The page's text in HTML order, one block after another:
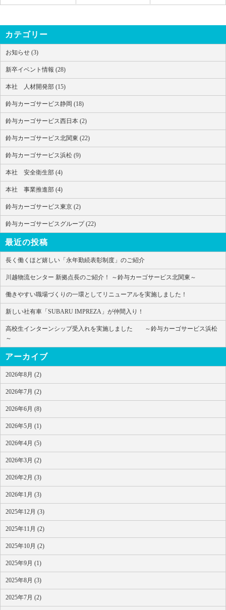
カテゴリー
お知らせ (3)
新卒イベント情報 (28)
本社 人材開発部 (15)
鈴与カーゴサービス静岡 (18)
鈴与カーゴサービス西日本 (2)
鈴与カーゴサービス北関東 (22)
鈴与カーゴサービス浜松 (9)
本社 安全衛生部 (4)
本社 事業推進部 (4)
鈴与カーゴサービス東京 (2)
鈴与カーゴサービスグループ (22)
最近の投稿
長く働くほど嬉しい「永年勤続表彰制度」のご紹介
川越物流センター 新拠点長のご紹介！ ～鈴与カーゴサービス北関東～
働きやすい職場づくりの一環としてリニューアルを実施しました！
新しい社有車「SUBARU IMPREZA」が仲間入り！
高校生インターンシップ受入れを実施しました ～鈴与カーゴサービス浜松
～
アーカイブ
2026年8月 (2)
2026年7月 (2)
2026年6月 (8)
2026年5月 (1)
2026年4月 (5)
2026年3月 (2)
2026年2月 (3)
2026年1月 (3)
2025年12月 (3)
2025年11月 (2)
2025年10月 (2)
2025年9月 (1)
2025年8月 (3)
2025年7月 (2)